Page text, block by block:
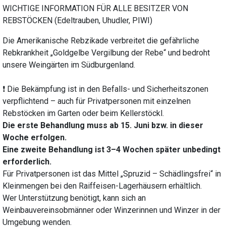
WICHTIGE INFORMATION FÜR ALLE BESITZER VON
REBSTÖCKEN (Edeltrauben, Uhudler, PIWI)
Die Amerikanische Rebzikade verbreitet die gefährliche
Rebkrankheit „Goldgelbe Vergilbung der Rebe“ und bedroht
unsere Weingärten im Südburgenland.
❗ Die Bekämpfung ist in den Befalls- und Sicherheitszonen
verpflichtend – auch für Privatpersonen mit einzelnen
Rebstöcken im Garten oder beim Kellerstöckl.
Die erste Behandlung muss ab 15. Juni bzw. in dieser
Woche erfolgen.
Eine zweite Behandlung ist 3–4 Wochen später unbedingt
erforderlich.
Für Privatpersonen ist das Mittel „Spruzid – Schädlingsfrei“ in
Kleinmengen bei den Raiffeisen-Lagerhäusern erhältlich.
Wer Unterstützung benötigt, kann sich an
Weinbauvereinsobmänner oder Winzerinnen und Winzer in der
Umgebung wenden.